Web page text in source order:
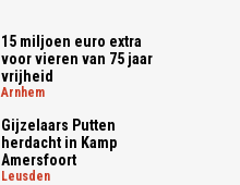
15 miljoen euro extra
voor vieren van 75 jaar
vrijheid
arnhem
Gijzelaars Putten
herdacht in Kamp
Amersfoort
leusden